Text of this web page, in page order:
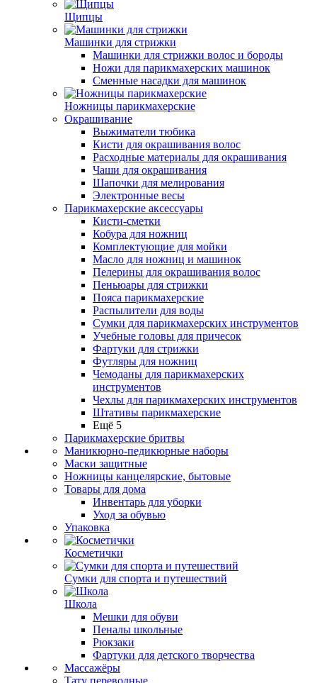
Щипцы
Машинки для стрижки
Машинки для стрижки волос и бороды
Ножи для парикмахерских машинок
Сменные насадки для машинок
Ножницы парикмахерские
Окрашивание
Выжиматели тюбика
Кисти для окрашивания волос
Расходные материалы для окрашивания
Чаши для окрашивания
Шапочки для мелирования
Электронные весы
Парикмахерские аксессуары
Кисти-сметки
Кобура для ножниц
Комплектующие для мойки
Масло для ножниц и машинок
Пелерины для окрашивания волос
Пеньюары для стрижки
Пояса парикмахерские
Распылители для воды
Сумки для парикмахерских инструментов
Учебные головы для причесок
Фартуки для стрижки
Футляры для ножниц
Чемоданы для парикмахерских
инструментов
Чехлы для парикмахерских инструментов
Штативы парикмахерские
Ещё 5
Парикмахерские бритвы
Маникюрно-педикюрные наборы
Маски защитные
Ножницы канцелярские, бытовые
Товары для дома
Инвентарь для уборки
Уход за обувью
Упаковка
Косметички
Сумки для спорта и путешествий
Школа
Мешки для обуви
Пеналы школьные
Рюкзаки
Фартуки для детского творчества
Массажёры
Тату переводные